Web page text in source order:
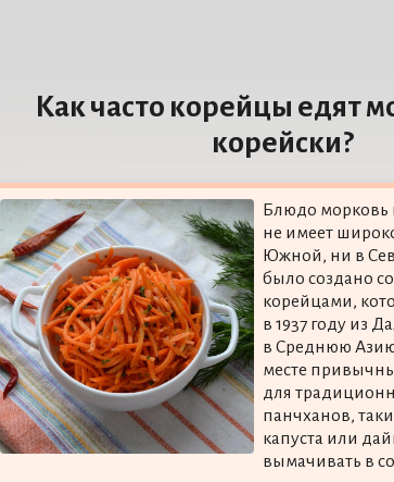
Как часто корейцы едят
корейски?
Блюдо морковь
не имеет
Южной, ни в
было создано
корейцами,
в 1937 году из
в Среднюю
месте
для
панчханов,
капуста или
вымачивать в